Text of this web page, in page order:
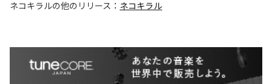
ネコキラルの他のリリース： ネコキラル